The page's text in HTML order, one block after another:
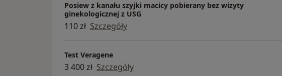
Posiew z kanału szyjki macicy pobierany bez wizyty
ginekologicznej z USG
110 zł Szczegóły
Test Veragene
3 400 zł Szczegóły